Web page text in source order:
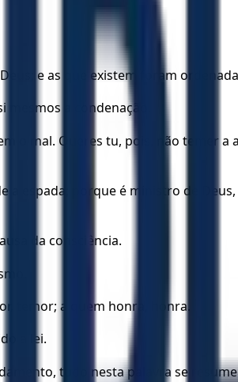
e as que existem foram
a condenação.
o mal. Queres tu, pois, não temer a
a espada; porque é ministro de
da consciência.
temor; a quem honra, honra.
a lei.
tudo nesta palavra se